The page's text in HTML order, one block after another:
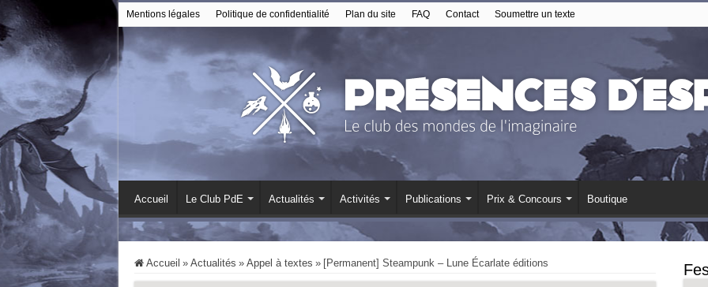
Mentions légales Politique de confidentialité Plan du site FAQ Contact Soumettre un texte
Accueil Le Club PdE Actualités Activités Publications Prix & Concours Boutique
Accueil » Actualités » Appel à textes » [Permanent] Steampunk – Lune Écarlate éditions